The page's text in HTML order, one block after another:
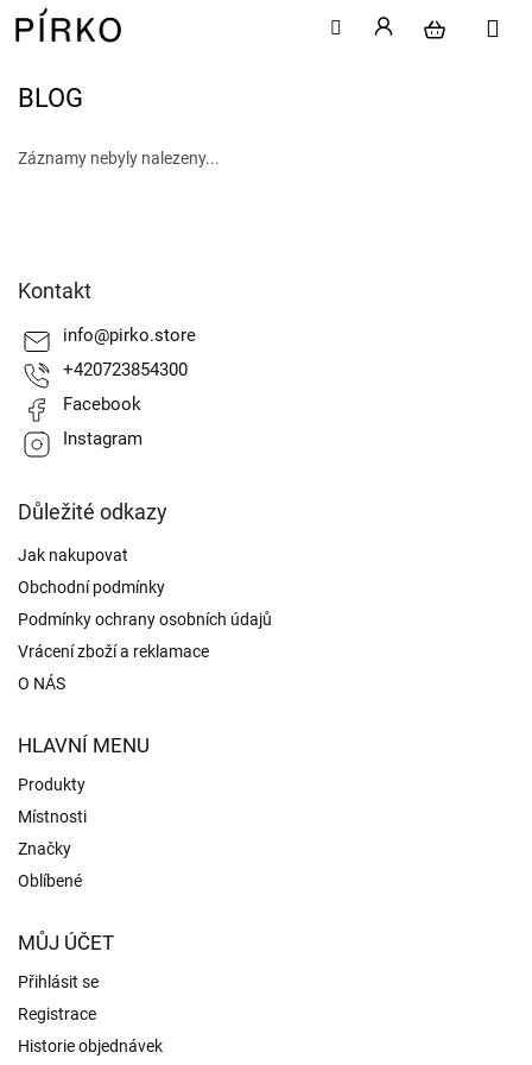
PřejítBLOG
Záznamy nebyly nalezeny...
Kontakt
info@pirko.store
+420723854300
Facebook
Instagram
Důležité odkazy
Jak nakupovat
Obchodní podmínky
Podmínky ochrany osobních údajů
Vrácení zboží a reklamace
O NÁS
HLAVNÍ MENU
Produkty
Místnosti
Značky
Oblíbené
MŮJ ÚČET
Přihlásit se
Registrace
Historie objednávek